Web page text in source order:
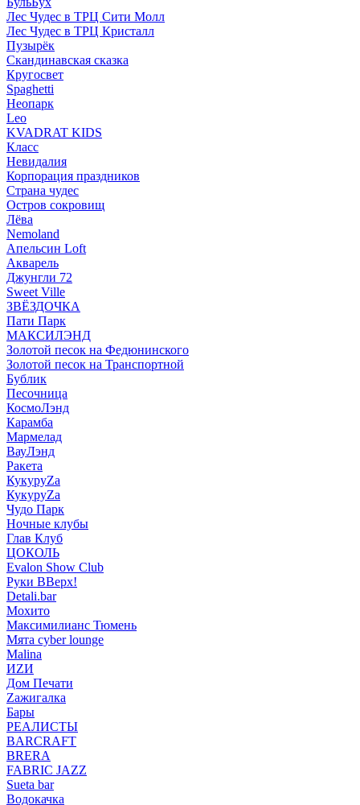
Лес Чудес в ТРЦ Сити Молл
Лес Чудес в ТРЦ Кристалл
Пузырëк
Скандинавская сказка
Кругосвет
Spaghetti
Неопарк
Leo
KVADRAT KIDS
Класс
Невидалия
Корпорация праздников
Страна чудес
Остров сокровищ
Лёва
Nemoland
Апельсин Loft
Акварель
Джунгли 72
Sweet Ville
ЗВЁЗДОЧКА
Пати Парк
МАКСИЛЭНД
Золотой песок на Федюнинского
Золотой песок на Транспортной
Бублик
Песочница
КосмоЛэнд
Карамба
Мармелад
ВауЛэнд
Ракета
КукуруZа
КукуруZа
Чудо Парк
Ночные клубы
Глав Клуб
ЦОКОЛЬ
Evalon Show Club
Руки ВВерх!
Detali.bar
Мохито
Максимилианс Тюмень
Мята cyber lounge
Malina
ИZИ
Дом Печати
Zажигалка
Бары
РЕАЛИСТЫ
BARCRAFT
BRERA
FABRIC JAZZ
Sueta bar
Водокачка